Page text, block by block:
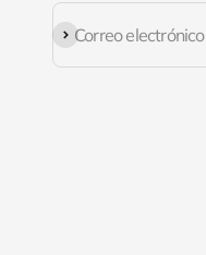
Correo electrónico
Suscribirse